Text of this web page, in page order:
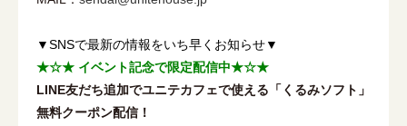
▼SNSで最新の情報をいち早くお知らせ▼
★☆★ イベント記念で限定配信中★☆★
LINE友だち追加でユニテカフェで使える「くるみソフト」
無料クーポン配信！